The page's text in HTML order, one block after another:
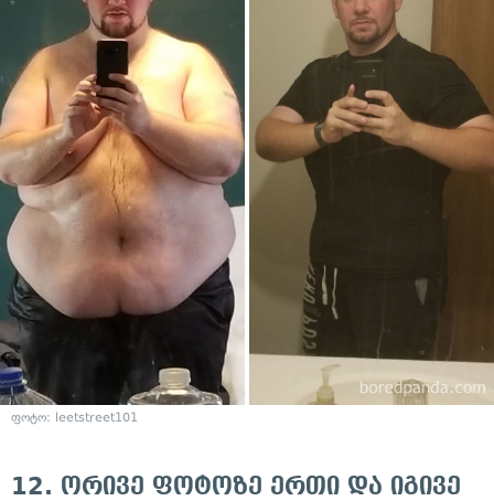
ფოტო: leetstreet101
12. ორივე ფოტოზე ერთი და იგივე